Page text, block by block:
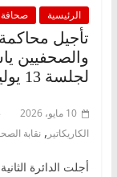
الرئيسية صحافة
تأجيل
والصحفيين
لجلسة 13 يوليو
10 مايو، 2026
الكاريكاتير , نقابة
أجلت الدائرة